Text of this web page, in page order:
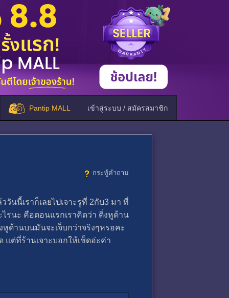
Pantip MALL เข้าสู่ระบบ / สมัครสมาชิก
กระทู้คำถาม
นนี้เราก็เลยไปเจาะรูที่ 2กับ3 มา ที่
รนะ คือตอนแรกเราคิดว่า ติ่งหูด้าน
หูด้านบนมันจะเจ็บกว่าจริงๆหรอคะ
แต่ที่ร้านเจาะบอกให้เช็ดอ่ะค่า